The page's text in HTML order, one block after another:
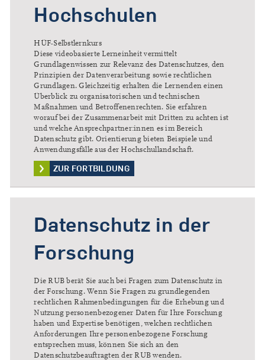
Hochschulen
HÜF-Selbstlernkurs
​Diese videobasierte Lerneinheit vermittelt
Grundlagenwissen zur Relevanz des Datenschutzes, den
Prinzipien der Datenverarbeitung sowie rechtlichen
Grundlagen. Gleichzeitig erhalten die Lernenden einen
Überblick zu organisatorischen und technischen
Maßnahmen und Betroffenenrechten. Sie erfahren
worauf bei der Zusammenarbeit mit Dritten zu achten ist
und welche Ansprechpartner:innen es im Bereich
Datenschutz gibt. Orientierung bieten Beispiele und
Anwendungsfälle aus der Hochschullandschaft.
ZUR FORTBILDUNG
Datenschutz in der
Forschung
Die RUB berät Sie auch bei Fragen zum Datenschutz in
der Forschung. Wenn Sie Fragen zu grundlegenden
rechtlichen Rahmenbedingungen für die Erhebung und
Nutzung personenbezogener Daten für Ihre Forschung
haben und Expertise benötigen, welchen rechtlichen
Anforderungen Ihre personenbezogene Forschung
entsprechen muss, können Sie sich an den
Datenschutzbeauftragten der RUB wenden.